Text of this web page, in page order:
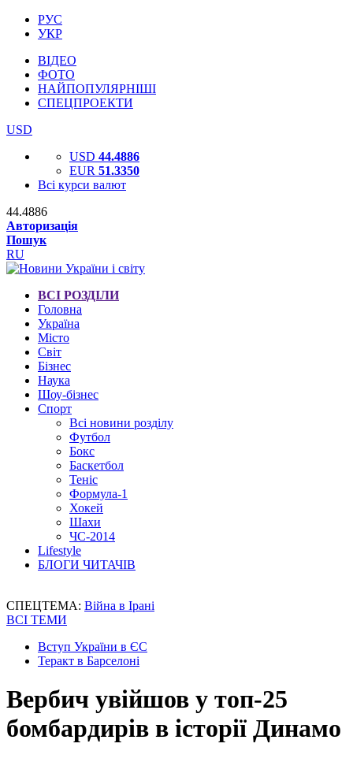
РУС
УКР
ВІДЕО
ФОТО
НАЙПОПУЛЯРНІШІ
СПЕЦПРОЕКТИ
USD
USD 44.4886
EUR 51.3350
Всі курси валют
44.4886
Авторизація
Пошук
RU
ВСІ РОЗДІЛИ
Головна
Україна
Місто
Світ
Бізнес
Наука
Шоу-бізнес
Спорт
Всі новини розділу
Футбол
Бокс
Баскетбол
Теніс
Формула-1
Хокей
Шахи
ЧС-2014
Lifestyle
БЛОГИ ЧИТАЧІВ
СПЕЦТЕМА: Війна в Ірані
ВСІ ТЕМИ
Вступ України в ЄС
Теракт в Барселоні
Вербич увійшов у топ-25
бомбардирів в історії Динамо